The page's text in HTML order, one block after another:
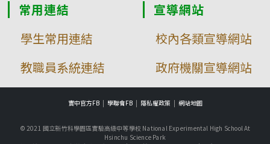
常用連結
學生常用連結
教職員系統連結
宣導網站
校內各類宣導網站
政府機關宣導網站
實中官方FB 學聯會FB 隱私權政策 網站地圖
© 2021 國立新竹科學園區實驗高級中等學校 National Experimental High School At
Hsinchu Science Park